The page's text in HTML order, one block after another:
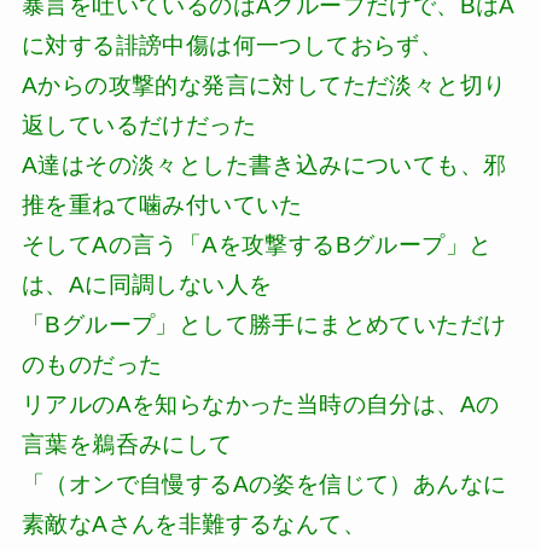
暴言を吐いているのはAグループだけで、BはA
に対する誹謗中傷は何一つしておらず、
Aからの攻撃的な発言に対してただ淡々と切り
返しているだけだった
A達はその淡々とした書き込みについても、邪
推を重ねて噛み付いていた
そしてAの言う「Aを攻撃するBグループ」と
は、Aに同調しない人を
「Bグループ」として勝手にまとめていただけ
のものだった
リアルのAを知らなかった当時の自分は、Aの
言葉を鵜呑みにして
「（オンで自慢するAの姿を信じて）あんなに
素敵なAさんを非難するなんて、